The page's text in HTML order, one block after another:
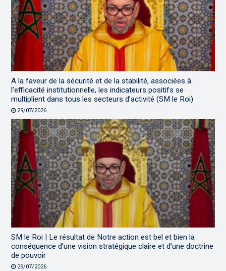
A la faveur de la sécurité et de la stabilité, associées à
l’efficacité institutionnelle, les indicateurs positifs se
multiplient dans tous les secteurs d’activité (SM le Roi)
29/07/2026
SM le Roi | Le résultat de Notre action est bel et bien la
conséquence d’une vision stratégique claire et d’une doctrine
de pouvoir
29/07/2026